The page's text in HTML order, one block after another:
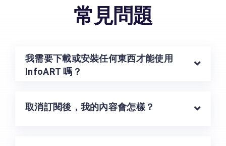
常見問題
我需要下載或安裝任何東西才能使用
InfoART 嗎？
取消訂閱後，我的內容會怎樣？